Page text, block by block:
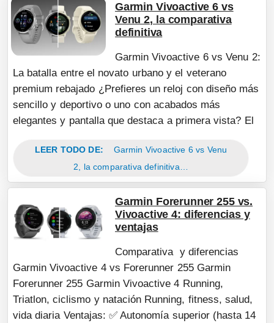
Garmin Vivoactive 6 vs
Venu 2, la comparativa
definitiva
Garmin Vivoactive 6 vs Venu 2:
La batalla entre el novato urbano y el veterano
premium rebajado ¿Prefieres un reloj con diseño más
sencillo y deportivo o uno con acabados más
elegantes y pantalla que destaca a primera vista? El
LEER TODO DE: Garmin Vivoactive 6 vs Venu
2, la comparativa definitiva…
Garmin Forerunner 255 vs.
Vivoactive 4: diferencias y
ventajas
Comparativa y diferencias
Garmin Vivoactive 4 vs Forerunner 255 Garmin
Forerunner 255 Garmin Vivoactive 4 Running,
Triatlon, ciclismo y natación Running, fitness, salud,
vida diaria Ventajas: ✅ Autonomía superior (hasta 14